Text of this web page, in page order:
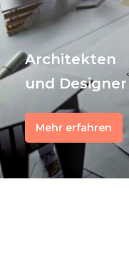
Architekten
und Designer
Mehr erfahren